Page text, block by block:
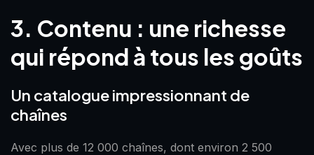
3. Contenu : une richesse
qui répond à tous les goûts
Un catalogue impressionnant de
chaînes
Avec plus de 12 000 chaînes, dont environ 2 500